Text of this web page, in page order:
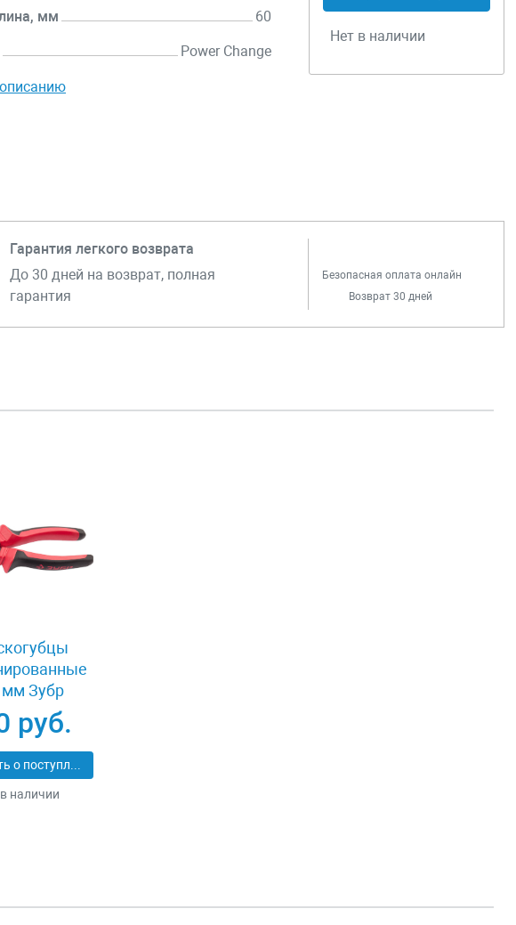
мм 60
Power Change
Нет в наличии
Гарантия легкого возврата
До 30 дней на возврат, полная
гарантия
Безопасная оплата онлайн
Возврат 30 дней
мм Зубр
22015-1-
руб.
Сообщить о поступлении
наличии